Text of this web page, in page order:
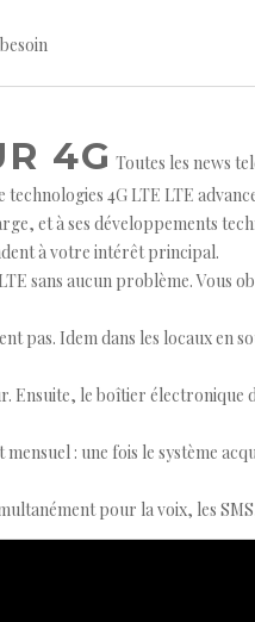
4G Toutes les news
4G LTE LTE
et à ses développements
à votre intérêt principal.
sans aucun problème. Vous
pas. Idem dans les locaux en
Ensuite, le boîtier
: une fois le système
pour la voix, les